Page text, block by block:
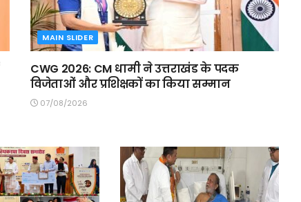
MAIN SLIDER
CWG 2026: CM धामी ने उत्तराखंड के पदक
विजेताओं और प्रशिक्षकों का किया सम्मान
07/08/2026